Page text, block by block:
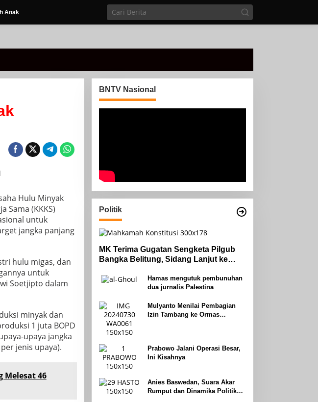
Anak
Hulu Minyak
Sama (KKKS)
untuk
jangka panjang
hulu migas, dan
untuk
Soetjipto dalam
minyak dan
1 juta BOPD
upaya jangka
jenis upaya).
Melesat 46
BNTV Nasional
Politik
MK Terima Gugatan Sengketa Pilgub
Bangka Belitung, Sidang Lanjut ke
Hamas mengutuk pembunuhan
dua jurnalis Palestina
Mulyanto Menilai Pembagian
Izin Tambang ke Ormas
Prabowo Jalani Operasi Besar,
Ini Kisahnya
Anies Baswedan, Suara Akar
Rumput dan Dinamika Politik